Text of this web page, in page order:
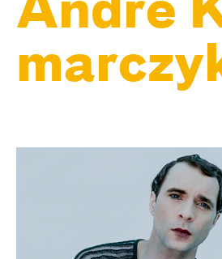
André